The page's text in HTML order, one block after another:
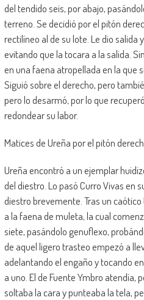
del tendido seis, por abajo,
terreno. Se decidió por el pitón
rectilíneo al de su lote. Le dio salida
evitando que la tocara a la salida.
en una faena atropellada en la que
Siguió sobre el derecho, pero
pero lo desarmó, por lo que
redondear su labor.
Matices de Ureña por el pitón
Ureña encontró a un ejemplar
del diestro. Lo pasó Curro Vivas en
diestro brevemente. Tras un
a la faena de muleta, la cual
siete, pasándolo genuflexo,
de aquel ligero trasteo empezó a
adelantando el engaño y tocando
a uno. El de Fuente Ymbro atendía,
soltaba la cara y punteaba la tela,